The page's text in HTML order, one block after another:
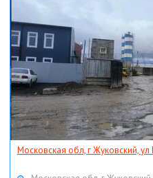
Московская обл, г Жуковский,